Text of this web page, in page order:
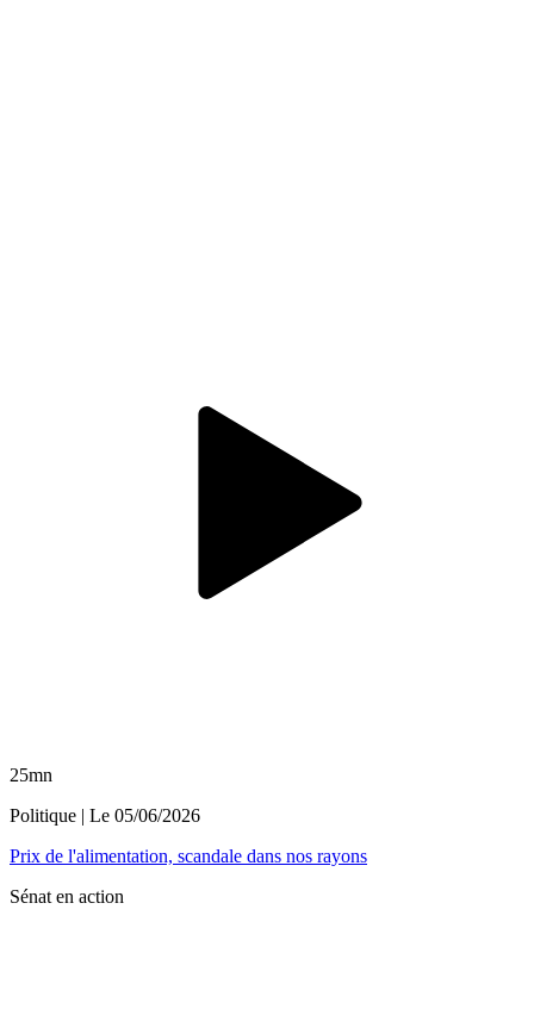
25mn
Politique | Le 05/06/2026
Prix de l'alimentation, scandale dans nos rayons
Sénat en action